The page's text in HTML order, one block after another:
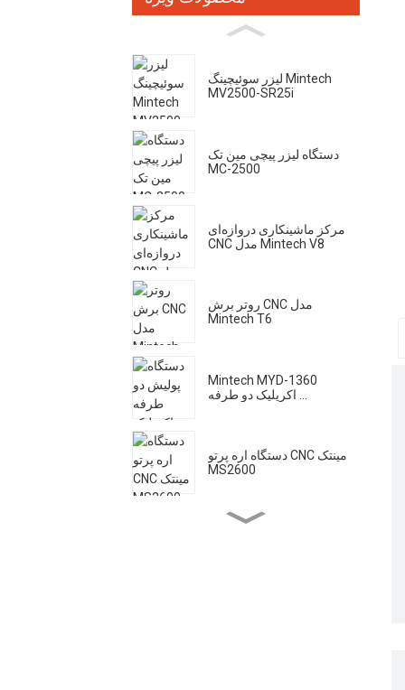
لیزر سوئیچینگ Mintech
MV2500-SR25i
دستگاه لیزر پیچی مین تک
MC-2500
مرکز ماشینکاری دروازه‌ای
CNC مدل Mintech V8
روتر برش CNC مدل
Mintech T6
Mintech MYD-1360
دستگاه اره پرتو CNC مینتک
MS2600